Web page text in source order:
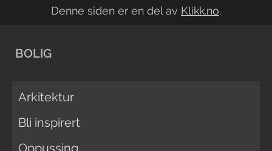
Denne siden er en del av Klikk.no.
BOLIG
Arkitektur
Bli inspirert